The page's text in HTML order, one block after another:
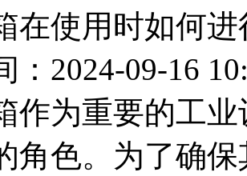
在使用时如何
：2024-09-16
作为重要的工
角色。为了确